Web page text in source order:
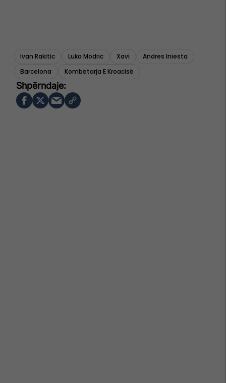
Ivan Rakitic Luka Modric Xavi
Andres Iniesta
Barcelona
Kombëtarja E Kroacisë